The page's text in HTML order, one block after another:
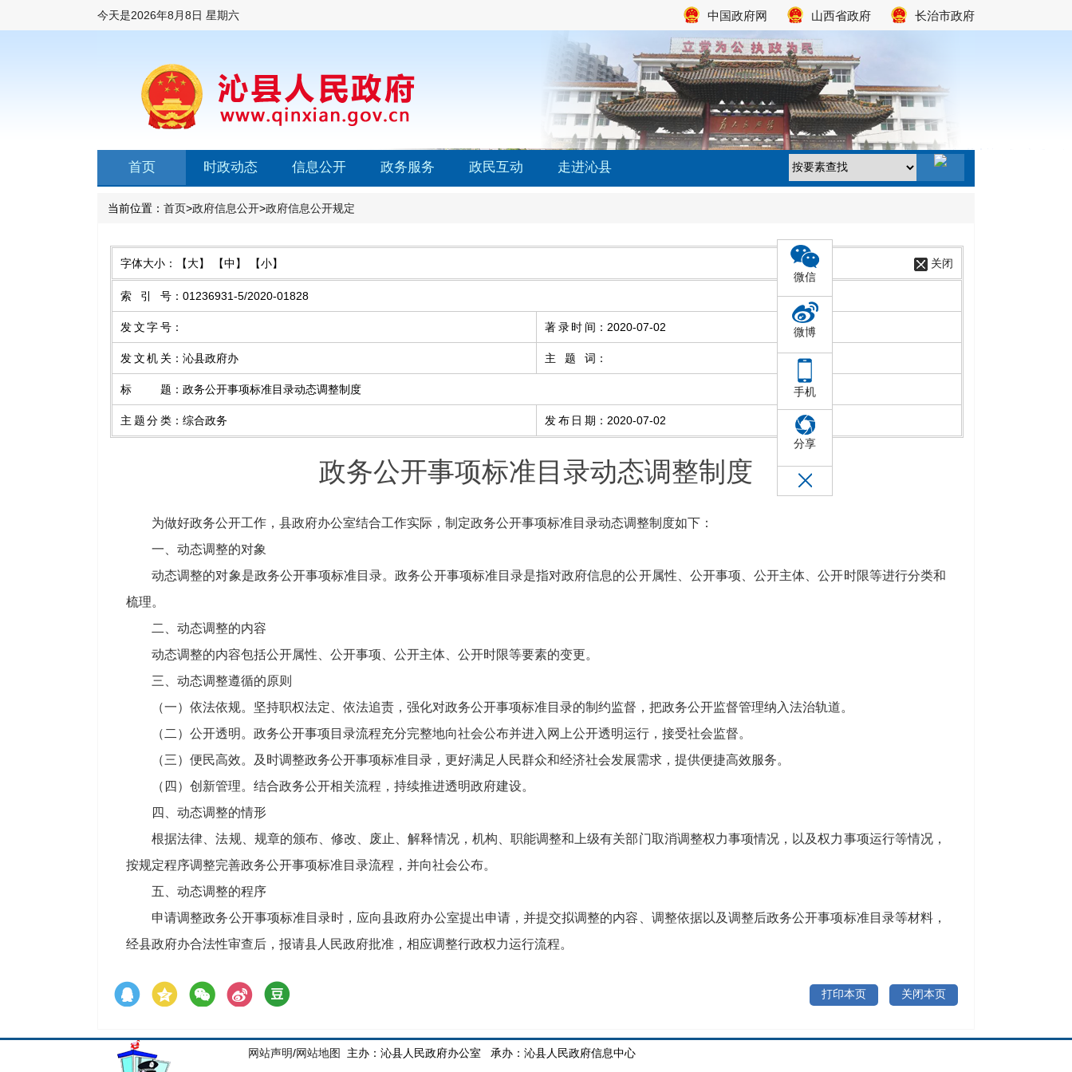
微信
微博
手机
分享
今天是2026年8月8日 星期六 中国政府网 山西省政府 长治市政府
首页 时政动态 信息公开 政务服务 政民互动 走进沁县
当前位置： 首页>政府信息公开>政府信息公开规定
字体大小： 【大】 【中】 【小】 关闭
索引号 ： 01236931-5/2020-01828
发文字号 ： 著录时间 ： 2020-07-02
发文机关 ： 沁县政府办 主题词 ：
标题 ： 政务公开事项标准目录动态调整制度
主题分类 ： 综合政务 发布日期 ： 2020-07-02
政务公开事项标准目录动态调整制度
为做好政务公开工作，县政府办公室结合工作实际，制定政务公开事项标准目录动态调整制度如下：
一、动态调整的对象
动态调整的对象是政务公开事项标准目录。政务公开事项标准目录是指对政府信息的公开属性、公开事项、公开主体、公开时限等进行分类和
梳理。
二、动态调整的内容
动态调整的内容包括公开属性、公开事项、公开主体、公开时限等要素的变更。
三、动态调整遵循的原则
（一）依法依规。坚持职权法定、依法追责，强化对政务公开事项标准目录的制约监督，把政务公开监督管理纳入法治轨道。
（二）公开透明。政务公开事项目录流程充分完整地向社会公布并进入网上公开透明运行，接受社会监督。
（三）便民高效。及时调整政务公开事项标准目录，更好满足人民群众和经济社会发展需求，提供便捷高效服务。
（四）创新管理。结合政务公开相关流程，持续推进透明政府建设。
四、动态调整的情形
根据法律、法规、规章的颁布、修改、废止、解释情况，机构、职能调整和上级有关部门取消调整权力事项情况，以及权力事项运行等情况，
按规定程序调整完善政务公开事项标准目录流程，并向社会公布。
五、动态调整的程序
申请调整政务公开事项标准目录时，应向县政府办公室提出申请，并提交拟调整的内容、调整依据以及调整后政务公开事项标准目录等材料，
经县政府办合法性审查后，报请县人民政府批准，相应调整行政权力运行流程。
打印本页 关闭本页
网站声明/网站地图 主办：沁县人民政府办公室 承办：沁县人民政府信息中心